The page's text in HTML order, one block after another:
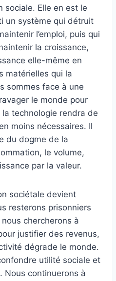
sociale. Elle en est le
un système qui détruit
l’emploi, puis qui
la croissance,
elle-même en
matérielles qui la
sommes face à une
le monde pour
technologie rendra de
moins nécessaires. Il
du dogme de la
le volume,
par la valeur.
sociétale devient
resterons prisonniers
chercherons à
justifier des revenus,
dégrade le monde.
utilité sociale et
Nous continuerons à